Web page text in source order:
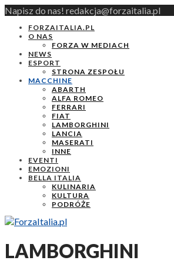
Napisz do nas! redakcja@forzaitalia.pl
FORZAITALIA.PL
O NAS
FORZA W MEDIACH
NEWS
ESPORT
STRONA ZESPOŁU
MACCHINE
ABARTH
ALFA ROMEO
FERRARI
FIAT
LAMBORGHINI
LANCIA
MASERATI
INNE
EVENTI
EMOZIONI
BELLA ITALIA
KULINARIA
KULTURA
PODRÓŻE
LAMBORGHINI